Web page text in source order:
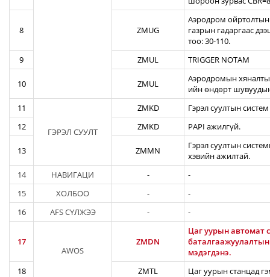
8 ZMUG
Аэродром ойртолтын
газрын гадаргаас
тоо: 30-110.
9
ZMUL TRIGGER NOTAM
10 ZMUL
Аэродромын
ийн өндөрт
11
ГЭРЭЛ СУУЛТ
ZMKD
Гэрэл суултын
12
ZMKD PAPI ажилгүй.
13 ZMMN
Гэрэл суултын
хэвийн ажилтай.
14
НАВИГАЦИ -
-
15
ХОЛБОО -
-
16
AFS СҮЛЖЭЭ - -
17
AWOS
ZMDN
Цаг уурын автомат
мэдэгдэнэ.
18
ZMTL
Цаг уурын станцад